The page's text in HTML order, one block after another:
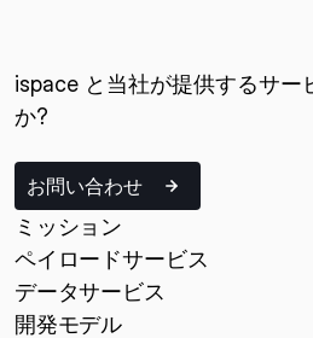
ispace と当社が提供するサー
か?
お問い合わせ
ミッション
ペイロードサービス
データサービス
開発モデル